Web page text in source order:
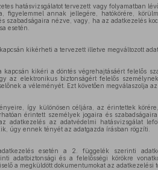
hatásvizsgálatot tervezett vagy folyamatban
figyelemmel annak jellegére, hatókörére,
szabadságaira nézve, vagy, ha az adatkezelés
esetén.
kikérheti a tervezett illetve megváltozott
kapcsán kikéri a döntés végrehajtásáért felelős
az elektronikus biztonságért felelős
a véleményét. Ezt követően megválaszolja az
így különösen céljára, az érintettek
érintett személyek jogaira és
adatkezelés az adatvédelmi hatásvizsgálat
úgy ennek tényét az adatgazda írásban rögzíti.
esetén a 2. függelék szerinti
adatbiztonsági és a felelősségi körökre
a megküldött dokumentumokat az adatkezelési